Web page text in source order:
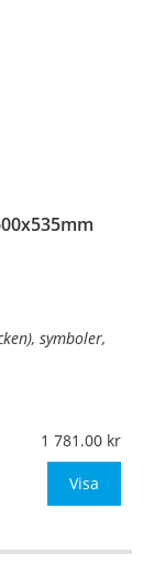
symboler,
till 0,32m²)
1 781.00
Visa